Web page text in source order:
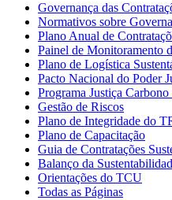
Governança das
Normativos sobre
Plano Anual de
Painel de Monitoramento
Plano de Logística
Pacto Nacional do Poder
Programa Justiça
Gestão de Riscos
Plano de Integridade do
Plano de Capacitação
Guia de Contratações
Balanço da
Orientações do TCU
Todas as Páginas